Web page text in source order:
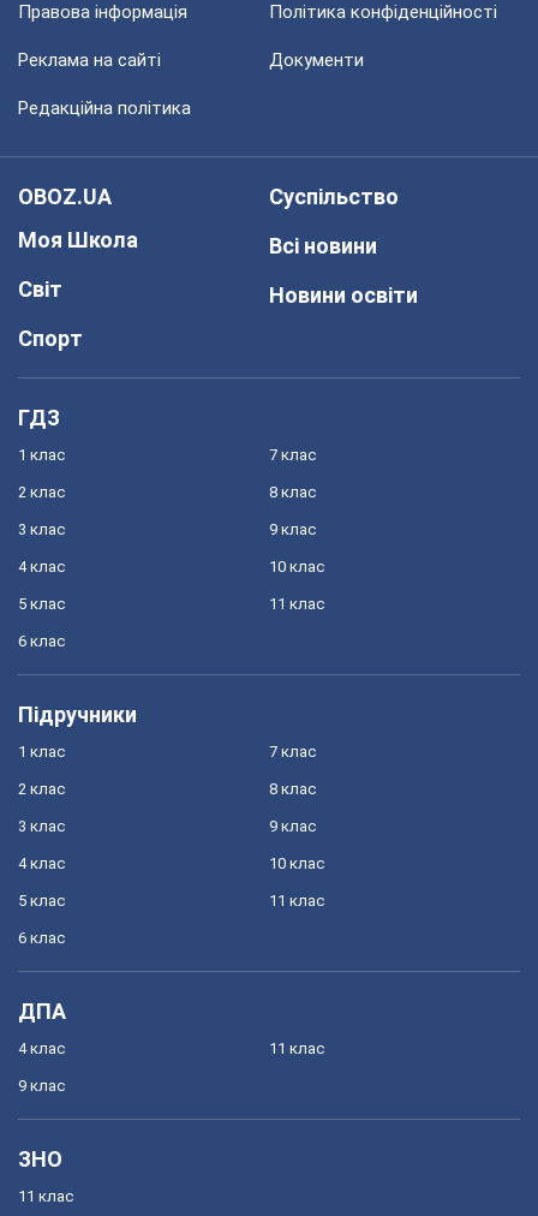
Правова інформація Політика конфіденційності
Реклама на сайті Документи
Редакційна політика
OBOZ.UA
Моя Школа
Світ
Спорт
Суспільство
Всі новини
Новини освіти
ГДЗ
1 клас
2 клас
3 клас
4 клас
5 клас
6 клас
7 клас
8 клас
9 клас
10 клас
11 клас
Підручники
1 клас
2 клас
3 клас
4 клас
5 клас
6 клас
7 клас
8 клас
9 клас
10 клас
11 клас
ДПА
4 клас
9 клас
11 клас
ЗНО
11 клас